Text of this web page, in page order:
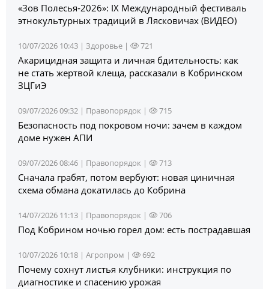
«Зов Полесья‑2026»: IX Международный фестиваль
этнокультурных традиций в Лясковичах (ВИДЕО)
10/07/2026 10:43 | Здоровье | 721
Акарицидная защита и личная бдительность: как
не стать жертвой клеща, рассказали в Кобринском
ЗЦГиЭ
09/07/2026 09:32 | Правопорядок | 715
Безопасность под покровом ночи: зачем в каждом
доме нужен АПИ
09/07/2026 08:46 | Правопорядок | 713
Сначала грабят, потом вербуют: новая циничная
схема обмана докатилась до Кобрина
14/07/2026 11:13 | Правопорядок | 706
Под Кобрином ночью горел дом: есть пострадавшая
10/07/2026 10:18 | Агропром | 692
Почему сохнут листья клубники: инструкция по
диагностике и спасению урожая